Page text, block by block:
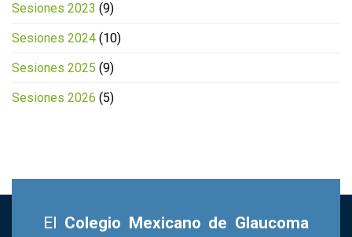
Sesiones 2023 (9)
Sesiones 2024 (10)
Sesiones 2025 (9)
Sesiones 2026 (5)
El Colegio Mexicano de Glaucoma